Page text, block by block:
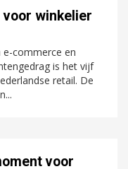
winkelier
commerce en
is het vijf
retail. De
voor